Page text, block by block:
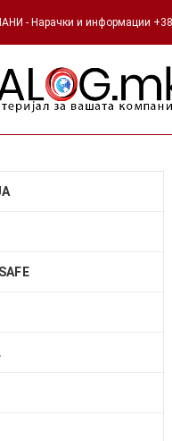
- Нарачки и информации